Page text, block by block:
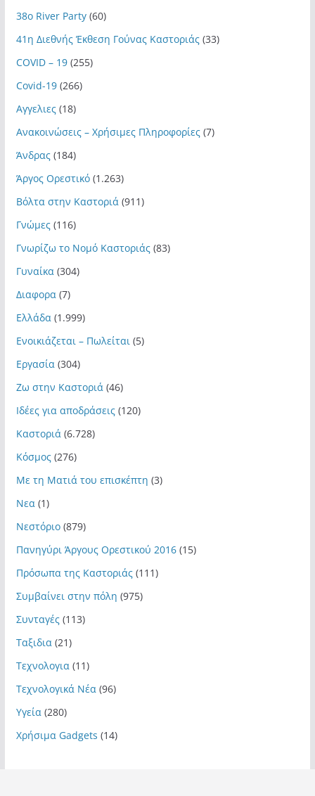
38ο River Party(60)
41η Διεθνής Έκθεση Γούνας Καστοριάς(33)
COVID – 19(255)
Covid-19(266)
Αγγελιες(18)
Ανακοινώσεις – Χρήσιμες Πληροφορίες(7)
Άνδρας(184)
Άργος Ορεστικό(1.263)
Βόλτα στην Καστοριά (911)
Γνώμες(116)
Γνωρίζω το Νομό Καστοριάς(83)
Γυναίκα (304)
Διαφορα (7)
Ελλάδα (1.999)
Ενοικιάζεται – Πωλείται (5)
Εργασία (304)
Ζω στην Καστοριά (46)
Ιδέες για αποδράσεις(120)
Καστοριά (6.728)
Κόσμος(276)
Με τη Ματιά του επισκέπτη (3)
Νεα (1)
Νεστόριο(879)
Πανηγύρι Άργους Ορεστικού 2016(15)
Πρόσωπα της Καστοριάς(111)
Συμβαίνει στην πόλη (975)
Συνταγές(113)
Ταξιδια (21)
Τεχνολογια (11)
Τεχνολογικά Νέα (96)
Υγεία (280)
Χρήσιμα Gadgets (14)